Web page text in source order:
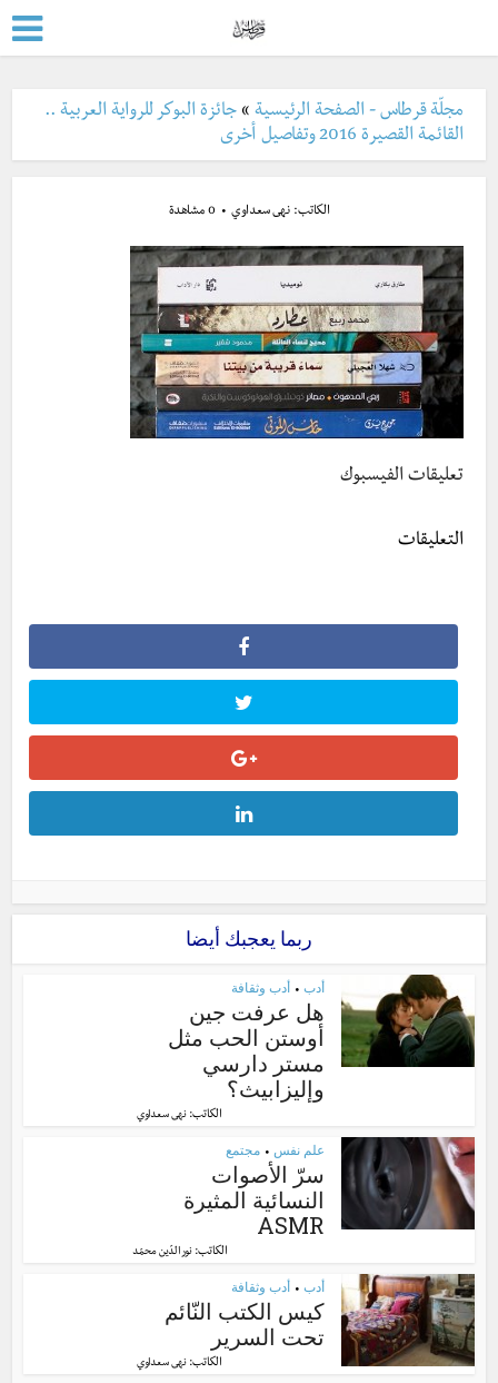
مجلّة قرطاس - الصفحة الرئيسية »جائزة البوكر للرواية العربية ..
القائمة القصيرة 2016 وتفاصيل أخرى
الكاتب:نهى سعداوي 0 مشاهدة
تعليقات الفيسبوك
التعليقات
ربما يعجبك أيضا
أدب • أدب وثقافة
هل عرفت جين
أوستن الحب مثل
مستر دارسي
وإليزابيث؟
الكاتب: نهى سعداوي
علم نفس • مجتمع
سرّ الأصوات
النسائية المثيرة
ASMR
الكاتب:نور الدّين محمّد
أدب • أدب وثقافة
كيس الكتب النّائم
تحت السرير
الكاتب: نهى سعداوي